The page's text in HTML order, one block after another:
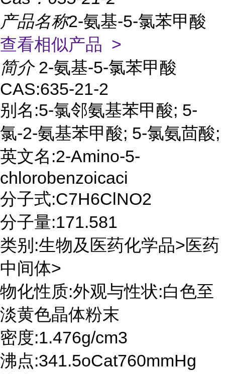
产品名称2-氨基-5-氯苯甲酸
查看相似产品 >
简介 2-氨基-5-氯苯甲酸
CAS:635-21-2
别名:5-氯邻氨基苯甲酸; 5-
氯-2-氨基苯甲酸; 5-氯氨茴酸;
英文名:2-Amino-5-
chlorobenzoicaci
分子式:C7H6ClNO2
分子量:171.581
类别:生物及医药化学品>医药
中间体>
物化性质:外观与性状:白色至
淡黄色晶体粉末
密度:1.476g/cm3
沸点:341.5oCat760mmHg